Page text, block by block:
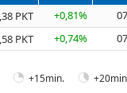
PKT +0,81%
PKT +0,74%
+15min.